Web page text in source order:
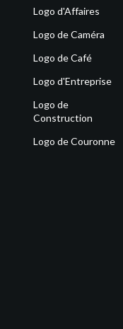
Logo d'Affaires
Logo de Caméra
Logo de Café
Logo d'Entreprise
Logo de
Construction
Logo de Couronne